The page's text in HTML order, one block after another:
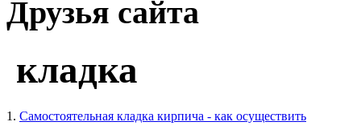
Друзья сайта
кладка
1. Самостоятельная кладка кирпича - как осуществить